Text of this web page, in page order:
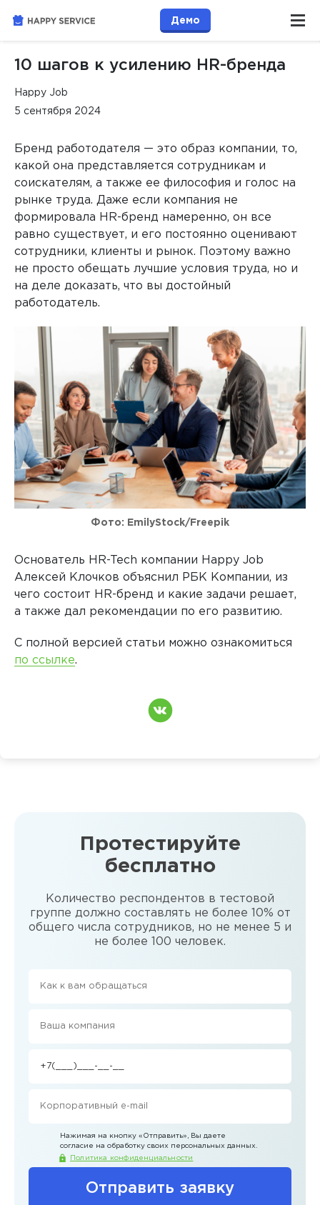
Демо
10 шагов к усилению HR-бренда
Happy Job
5 сентября 2024
Бренд работодателя — это образ компании, то,
какой она представляется сотрудникам и
соискателям, а также ее философия и голос на
рынке труда. Даже если компания не
формировала HR-бренд намеренно, он все
равно существует, и его постоянно оценивают
сотрудники, клиенты и рынок. Поэтому важно
не просто обещать лучшие условия труда, но и
на деле доказать, что вы достойный
работодатель.
Фото: EmilyStock/Freepik
Основатель HR-Tech компании Happy Job
Алексей Клочков объяснил РБК Компании, из
чего состоит HR-бренд и какие задачи решает,
а также дал рекомендации по его развитию.
С полной версией статьи можно ознакомиться
по ссылке.
Протестируйте
бесплатно
Количество респондентов в тестовой
группе должно составлять не более 10% от
общего числа сотрудников, но не менее 5 и
не более 100 человек.
Отправить заявку
Нажимая на кнопку «Отправить» , Вы даете
согласие на обработку своих персональных данных.
Политика конфиденциальности